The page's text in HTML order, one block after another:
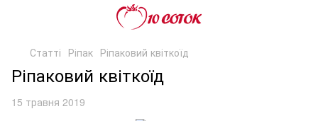
Статті Ріпак Ріпаковий квіткоїд
Ріпаковий квіткоїд
15 травня 2019